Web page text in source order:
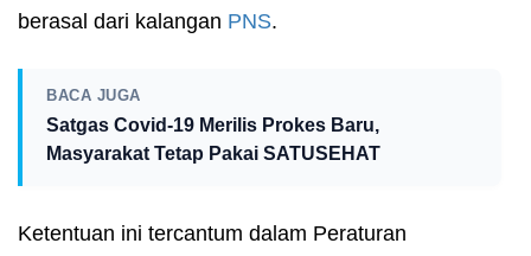
berasal dari kalangan PNS.
BACA JUGA
Satgas Covid-19 Merilis Prokes Baru,
Masyarakat Tetap Pakai SATUSEHAT
Ketentuan ini tercantum dalam Peraturan